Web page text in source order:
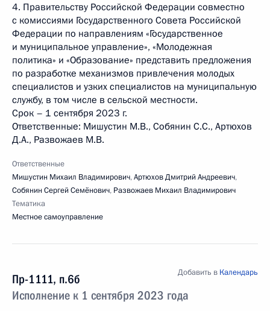
4. Правительству Российской Федерации совместно
с комиссиями Государственного Совета Российской
Федерации по направлениям «Государственное
и муниципальное управление», «Молодежная
политика» и «Образование» представить предложения
по разработке механизмов привлечения молодых
специалистов и узких специалистов на муниципальную
службу, в том числе в сельской местности.
Срок – 1 сентября 2023 г.
Ответственные: Мишустин М.В., Собянин С.С., Артюхов
Д.А., Развожаев М.В.
Ответственные
Мишустин Михаил Владимирович,Артюхов Дмитрий Андреевич,
Собянин Сергей Семёнович, Развожаев Михаил Владимирович
Тематика
Местное самоуправление
Пр-1111, п.6б
Исполнение к 1 сентября 2023 года
Добавить в Календарь